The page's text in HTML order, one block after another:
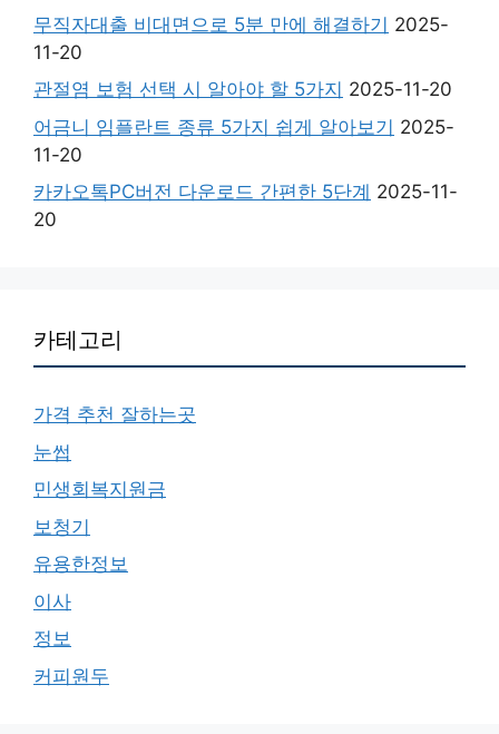
무직자대출 비대면으로 5분 만에 해결하기 2025-
11-20
관절염 보험 선택 시 알아야 할 5가지 2025-11-20
어금니 임플란트 종류 5가지 쉽게 알아보기 2025-
11-20
카카오톡PC버전 다운로드 간편한 5단계 2025-11-
20
카테고리
가격 추천 잘하는곳
눈썹
민생회복지원금
보청기
유용한정보
이사
정보
커피원두